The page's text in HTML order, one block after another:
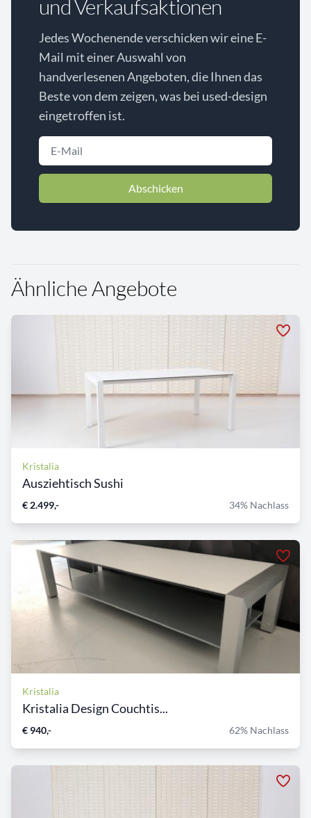
und Verkaufsaktionen
Jedes Wochenende verschicken wir eine E-
Mail mit einer Auswahl von
handverlesenen Angeboten, die Ihnen das
Beste von dem zeigen, was bei used-design
eingetroffen ist.
Abschicken
Ähnliche Angebote
Kristalia
Ausziehtisch Sushi
€ 2.499,- 34% Nachlass
Kristalia
Kristalia Design Couchtis...
€ 940,- 62% Nachlass